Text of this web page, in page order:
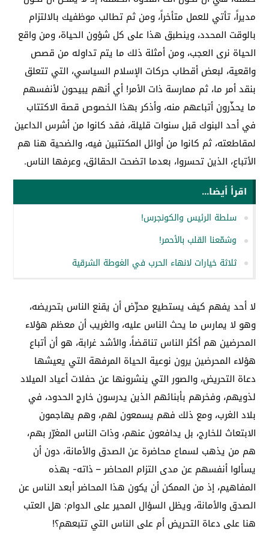
مديراً، تأتي للعمل متأخراً، ومن ثم تطالب موظفيك بالالتزام
بالوقت المحدد، وينطبق هذا على كل شؤون الحياة، ومن واقع
الحياة نرى العجب، ومن أمثلة ذلك ما يتم تداوله من قصص
واقعية، لبعض أقطاب حركات الإسلام السياسي، التي تتعلق
بنقد أمر ما، ثم ممارسة ذات الأمر! أي أنهم يبيحون لأنفسهم
ما يحذّرون أتباعهم منه، وأذكر بهذا الخصوص قصة الاكتتاب
في أحد البنوك قبل سنوات قليلة، فقد كانوا من أشرس الداعين
لمقاطعته، ثم كانوا من أوائل المكتتبين فيه، والضحية هنا هم
الأتباع، الذين تحسروا، بعدما اتضحت الحقائق، وعرفها الناس.
اقرأ أيضا...
سلطة الرئيس والكونجرس!
وشمّعنا القلب بالأحمر!
ثلاثة خيارات لانهاء الحرب في الغوطة الشرقية
لا أحد يفهم كيف يستطيع محرِّض أن يقنع الناس بتحريضه،
وهو لا يمارس ما يحث الناس عليه، والغريب أن معظم هؤلاء
المحرضين هم أكثر الناس تناقضاً، والأشد غرابة، هو أن أتباع
هؤلاء المحرضين يرون نوعية الحياة المرفهة التي يعيشها
دعاة التحريض، والصور التي ينشرونها عن حفلات أعياد الميلاد
لذويهم، وفخرهم بأبنائهم الذين يدرسون خارج الحدود، في
بلاد الغرب، ومع ذلك فهم يسمعون لهم، وهم يهاجمون
الابتعاث للخارج، بل يدافعون عنهم، وذات الناس المغرّر بهم،
هم من يذهب لسماع محاضرة عن الصدق والأمانة، دون أن
يسألوا أنفسهم عن مدى التزام المحاضر – ذاته- بهذه
المفاهيم، إذ من الممكن أن يكون هذا المحاضر أبعد الناس عن
الصدق والأمانة، ويظل السؤال المحير على الدوام: هل العتب
هنا على دعاة التحريض أم على الناس التي تتبعهم؟!